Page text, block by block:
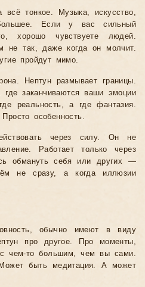
всё тонкое. Музыка, искусство,
Если у вас сильный
хорошо чувствуете людей.
не так, даже когда он молчит.
пройдут мимо.
Нептун размывает границы.
заканчиваются ваши эмоции
реальность, а где фантазия.
особенность.
через силу. Он не
Работает только через
обмануть себя или других —
не сразу, а когда иллюзии
обычно имеют в виду
про другое. Про моменты,
с чем-то большим, чем вы сами.
быть медитация. А может